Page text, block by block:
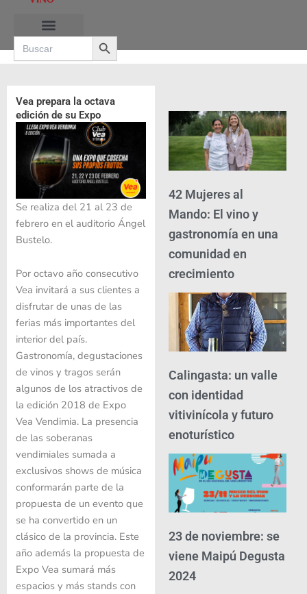
contenido
Search
for:
Search Button
Vea prepara la octava
edición de su Expo
Se realiza del 21 al 23 de
febrero en el auditorio Ángel
Bustelo.
Por octavo año consecutivo
Vea invitará a sus clientes a
disfrutar de unas de las
ferias más importantes del
interior del país.
Gastronomía, degustaciones
de vinos y tragos serán
algunos de los atractivos de
la edición 2018 de Expo
Vea Vendimia. La presencia
de las soberanas
vendimiales sumada a
exclusivos shows de música
conformarán parte de la
propuesta de un evento que
se ha convertido en un
clásico de la provincia. Este
año además la propuesta de
Expo Vea sumará más
espacios y más stands con
42 Mujeres al
Mando: El vino y
gastronomía en una
comunidad en
crecimiento
Calingasta: un valle
con identidad
vitivinícola y futuro
enoturístico
23 de noviembre: se
viene Maipú Degusta
2024